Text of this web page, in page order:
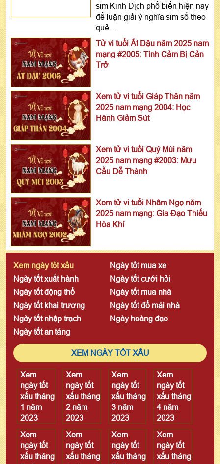
sim Kinh Dịch phổ biến hiện nay
để luận giải ý nghĩa sim số theo
quẻ…
Tử vi tuổi Ất Dậu năm 2025 nam
mạng #2005: Tình Cảm Bị Cản
Trở
Xem tử vi tuổi Giáp Thân năm
2025 nam mạng 2004: Học
Hành Giảm Sút
Xem tử vi tuổi Quý Mùi năm
2025 nam mạng #2003: Mưu
Cầu Dễ Thành
Xem tử vi tuổi Nhâm Ngọ năm
2025 nam mạng: Gia Đạo Thiếu
Hòa Khí
Xem ngày tốt xấu
Ngày tốt mua xe
Ngày tốt xuất hành
Ngày tốt cưới hỏi
Ngày tốt động thổ
Ngày tốt mua nhà
Ngày tốt khai trương
Ngày tốt đổ mái nhà
Ngày tốt nhập trạch
Ngày hoàng đạo
Ngày tốt an táng
XEM NGÀY TỐT XẤU
Xem
ngày tốt
xấu tháng
1 năm
2023
Xem
ngày tốt
xấu tháng
2 năm
2023
Xem
ngày tốt
xấu tháng
3 năm
2023
Xem
ngày tốt
xấu tháng
4 năm
2023
Xem
ngày tốt
xấu tháng
Xem
ngày tốt
xấu tháng
Xem
ngày tốt
xấu tháng
Xem
ngày tốt
xấu tháng